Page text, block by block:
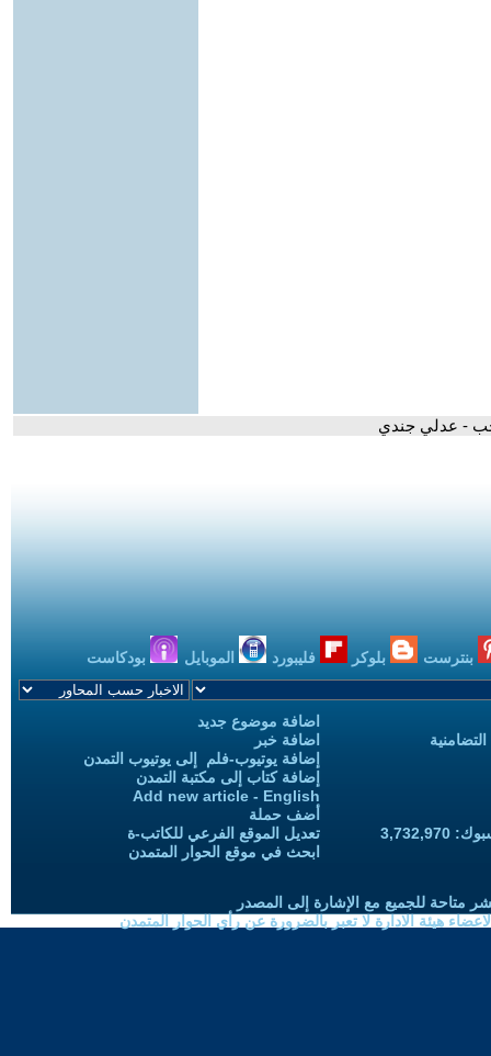
- عدلي جندي
بنترست بلوكر فليبورد الموبايل بودكاست
اضافة موضوع جديد
اضافة خبر
إضافة يوتيوب-فلم إلى يوتيوب التمدن
إضافة كتاب إلى مكتبة التمدن
Add new article - English
أضف حملة
تعديل الموقع الفرعي للكاتب-ة
ابحث في موقع الحوار المتمدن
متاحة للجميع مع الإشارة إلى المصدر
هيئة الادارة لا تعبر بالضرورة عن رأي الحوار المتمدن